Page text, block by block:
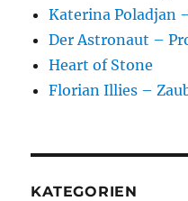
Katerina Poladjan
Der Astronaut –
Heart of Stone
Florian Illies –
KATEGORIEN